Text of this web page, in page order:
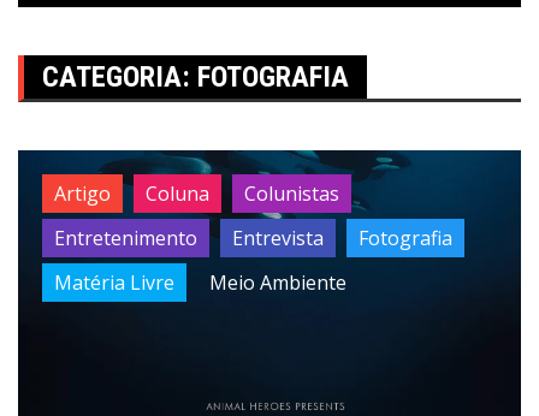
CATEGORIA: FOTOGRAFIA
Artigo Coluna
Colunistas
Entretenimento
Entrevista
Fotografia
Matéria Livre
Meio Ambiente